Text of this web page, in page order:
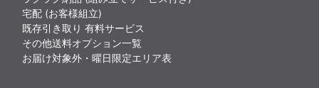
宅配 (お客様組立)
既存引き取り 有料サービス
その他送料オプション一覧
お届け対象外・曜日限定エリア表